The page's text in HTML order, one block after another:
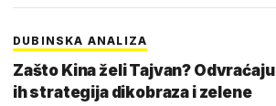
DUBINSKA ANALIZA
Zašto Kina želi Tajvan? Odvraćaju
ih strategija dikobraza i zelene